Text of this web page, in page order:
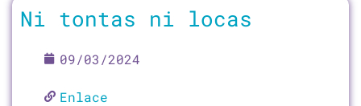
Ni tontas ni locas
09/03/2024
Enlace